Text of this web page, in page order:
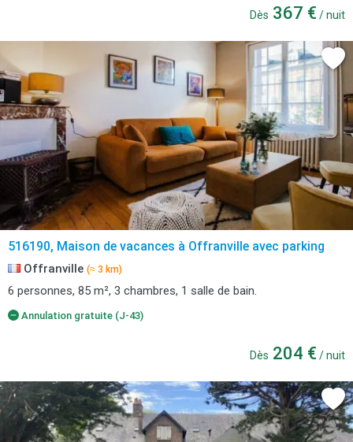
Dès 367 € / nuit
516190, Maison de vacances à Offranville avec parking
Offranville (≈ 3 km)
6 personnes, 85 m², 3 chambres, 1 salle de bain.
Annulation gratuite (J-43)
Dès 204 € / nuit